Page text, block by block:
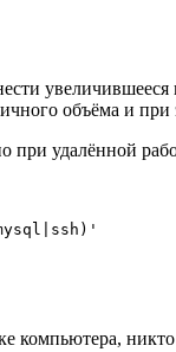
объёма и
при удалённой
компьютера,